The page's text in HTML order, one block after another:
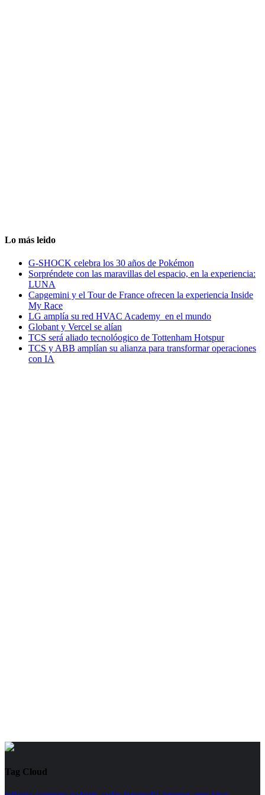
Lo más leido
G-SHOCK celebra los 30 años de Pokémon
Sorpréndete con las maravillas del espacio, en la experiencia:
LUNA
Capgemini y el Tour de France ofrecen la experiencia Inside
My Race
LG amplía su red HVAC Academy en el mundo
Globant y Vercel se alían
TCS será aliado tecnolóogico de Tottenham Hotspur
TCS y ABB amplían su alianza para transformar operaciones
con IA
Tag Cloud